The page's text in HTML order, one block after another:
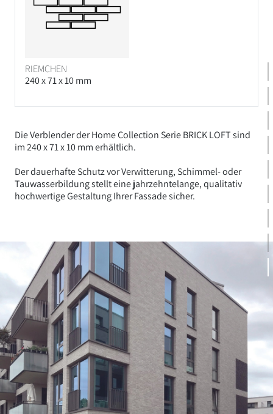
Die Verblender der Home Collection Serie BRICK LOFT sind
im 240 x 71 x 10 mm erhältlich.
Der dauerhafte Schutz vor Verwitterung, Schimmel- oder
Tauwasserbildung stellt eine jahrzehntelange, qualitativ
hochwertige Gestaltung Ihrer Fassade sicher.
RIEMCHEN
240 x 71 x 10 mm